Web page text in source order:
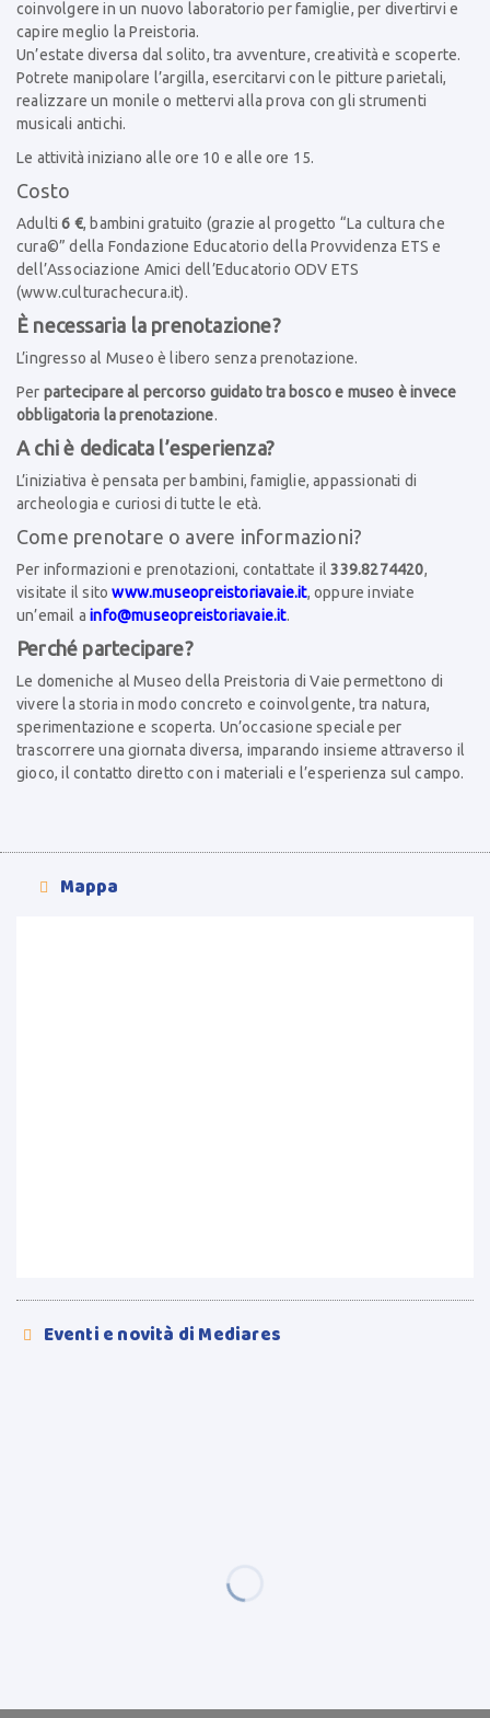
coinvolgere in un nuovo laboratorio per famiglie, per divertirvi e
capire meglio la Preistoria.
Un’estate diversa dal solito, tra avventure, creatività e scoperte.
Potrete manipolare l’argilla, esercitarvi con le pitture parietali,
realizzare un monile o mettervi alla prova con gli strumenti
musicali antichi.
Le attività iniziano alle ore 10 e alle ore 15.
Costo
Adulti6 €, bambini gratuito (grazie al progetto “La cultura che
cura©” della Fondazione Educatorio della Provvidenza ETS e
dell’Associazione Amici dell’Educatorio ODV ETS
(www.culturachecura.it).
È necessaria la prenotazione?
L’ingresso al Museo è libero senza prenotazione.
Per partecipare al percorso guidato tra bosco e museo è invece
obbligatoria la prenotazione.
A chi è dedicata l’esperienza?
L’iniziativa è pensata per bambini, famiglie, appassionati di
archeologia e curiosi di tutte le età.
Come prenotare o avere informazioni?
Per informazioni e prenotazioni, contattate il339.8274420,
visitate il sitowww.museopreistoriavaie.it, oppure inviate
un’email ainfo@museopreistoriavaie.it.
Perché partecipare?
Le domeniche al Museo della Preistoria di Vaie permettono di
vivere la storia in modo concreto e coinvolgente, tra natura,
sperimentazione e scoperta. Un’occasione speciale per
trascorrere una giornata diversa, imparando insieme attraverso il
gioco, il contatto diretto con i materiali e l’esperienza sul campo.
 Mappa
 Eventi e novità di Mediares